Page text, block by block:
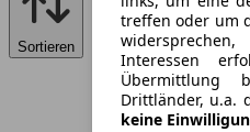
Sortieren
treffen oder um
Interessen
Übermittlung
Drittländer, u.a.
keine